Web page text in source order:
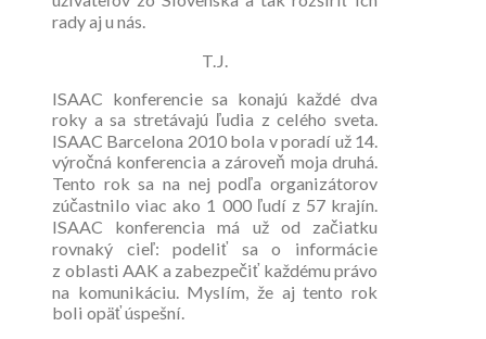
rady aj u nás.
T.J.
ISAAC konferencie sa konajú každé dva
roky a sa stretávajú ľudia z celého sveta.
ISAAC Barcelona 2010 bola v poradí už 14.
výročná konferencia a zároveň moja druhá.
Tento rok sa na nej podľa organizátorov
zúčastnilo viac ako 1 000 ľudí z 57 krajín.
ISAAC konferencia má už od začiatku
rovnaký cieľ: podeliť sa o informácie
z oblasti AAK a zabezpečiť každému právo
na komunikáciu. Myslím, že aj tento rok
boli opäť úspešní.